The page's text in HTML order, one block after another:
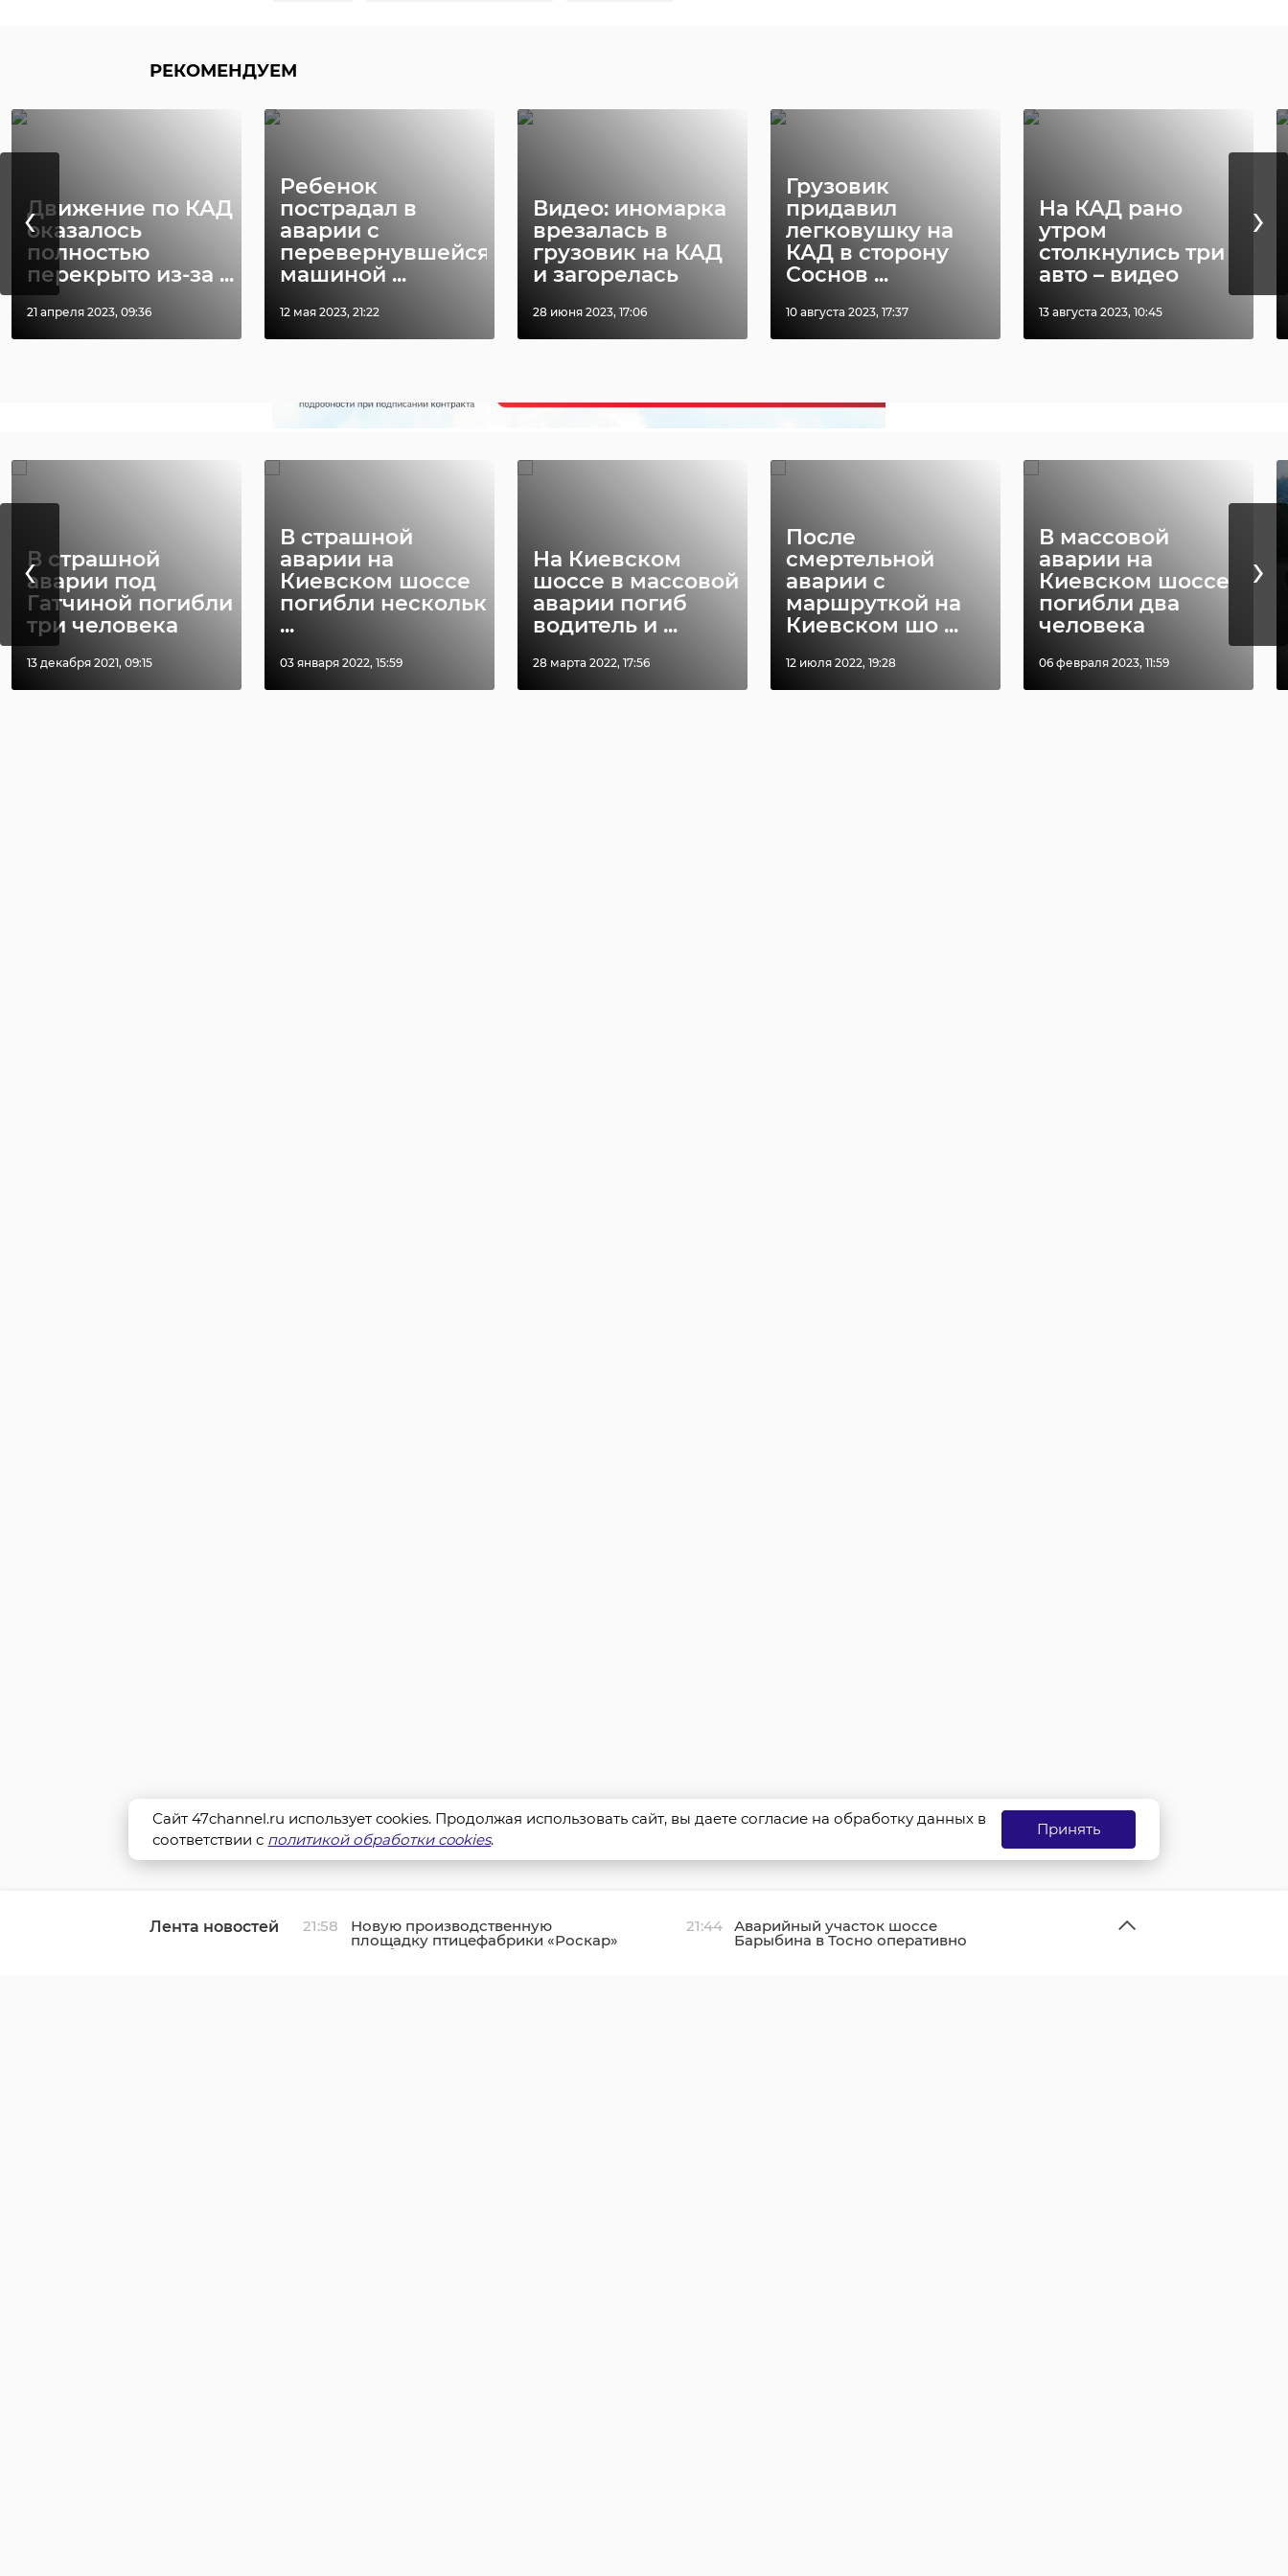
РЕКОМЕНДУЕМ
Движение по КАД
оказалось
полностью
перекрыто из-за ...
21 апреля 2023, 09:36
Ребенок
пострадал в
аварии с
перевернувшейся
машиной ...
12 мая 2023, 21:22
Видео: иномарка
врезалась в
грузовик на КАД
и загорелась
28 июня 2023, 17:06
Грузовик
придавил
легковушку на
КАД в сторону
Соснов ...
10 августа 2023, 17:37
На КАД рано
утром
столкнулись три
авто – видео
13 августа 2023, 10:45
‹ ›
В страшной
аварии под
Гатчиной погибли
три человека
13 декабря 2021, 09:15
В страшной
аварии на
Киевском шоссе
погибли нескольк
...
03 января 2022, 15:59
На Киевском
шоссе в массовой
аварии погиб
водитель и ...
28 марта 2022, 17:56
После
смертельной
аварии с
маршруткой на
Киевском шо ...
12 июля 2022, 19:28
В массовой
аварии на
Киевском шоссе
погибли два
человека
06 февраля 2023, 11:59
‹ ›
Лента новостей 21:58 Новую производственную
площадку птицефабрики «Роскар»
в Выборгском районе подключили
21:44 Аварийный участок шоссе
Барыбина в Тосно оперативно
отремонтировали и открыли для
Сайт 47channel.ru использует cookies. Продолжая использовать сайт, вы даете согласие на обработку данных в
соответствии с политикой обработки cookies.
Принять